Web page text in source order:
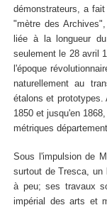
démonstrateurs, a
"mètre des
liée à la longueur
seulement le 28 avril
l'époque
naturellement au
étalons et prototypes.
1850 et jusqu'en
métriques
Sous l'impulsion de
surtout de Tresca, un
à peu; ses travaux
impérial des arts et